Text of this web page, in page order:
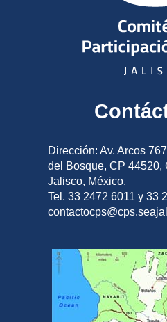
Dirección: Av. Arcos
del Bosque, CP 44520,
Jalisco, México.
Tel. 33 2472 6011 y 33